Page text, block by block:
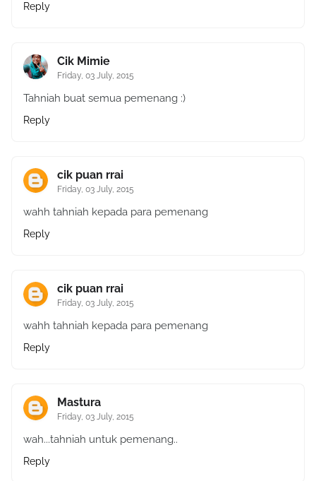
Reply
Cik Mimie
Friday, 03 July, 2015
Tahniah buat semua pemenang :)
Reply
cik puan rrai
Friday, 03 July, 2015
wahh tahniah kepada para pemenang
Reply
cik puan rrai
Friday, 03 July, 2015
wahh tahniah kepada para pemenang
Reply
Mastura
Friday, 03 July, 2015
wah...tahniah untuk pemenang..
Reply